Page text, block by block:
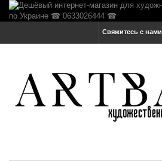
Свяжитесь с нами